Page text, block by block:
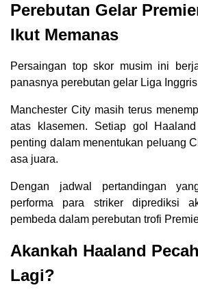
Perebutan Gelar
Ikut Memanas
Persaingan top skor musim ini
panasnya perebutan gelar Liga
Manchester City masih terus
atas klasemen. Setiap gol
penting dalam menentukan peluang
asa juara.
Dengan jadwal pertandingan
performa para striker diprediksi
pembeda dalam perebutan trofi
Akankah Haaland
Lagi?